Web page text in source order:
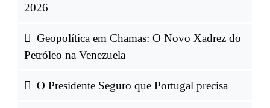
2026
Geopolítica em Chamas: O Novo Xadrez do
Petróleo na Venezuela
O Presidente Seguro que Portugal precisa